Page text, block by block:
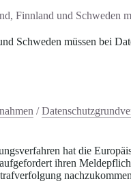
Finnland und Schweden
Schweden müssen bei
/
hat die
ihren